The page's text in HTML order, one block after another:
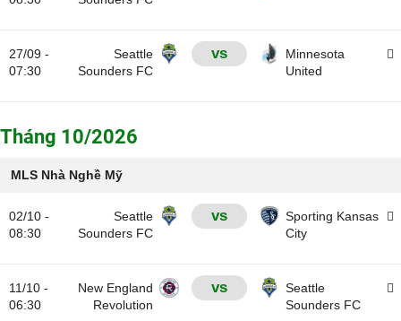
27/09 -
07:30
Seattle
Sounders FC
vs
Minnesota
United
Tháng 10/2026
MLS Nhà Nghề Mỹ
02/10 -
08:30
Seattle
Sounders FC
vs
Sporting Kansas
City
11/10 -
06:30
New England
Revolution
vs
Seattle
Sounders FC